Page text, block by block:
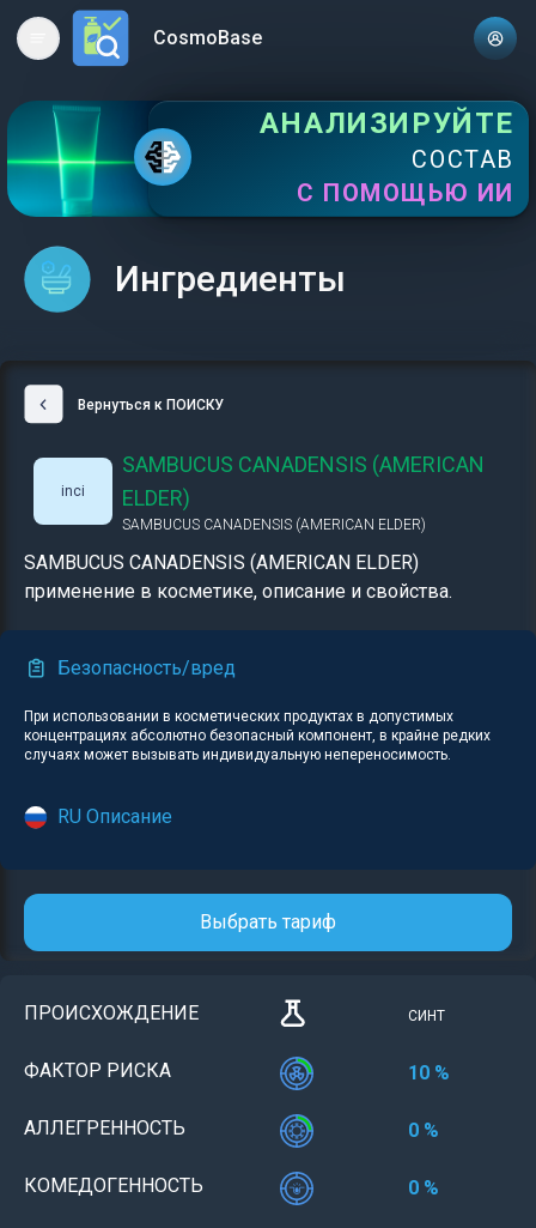
Open main menuCosmoBase
АНАЛИЗИРУЙТЕ
СОСТАВ
С ПОМОЩЬЮ ИИ
Ингредиенты
Вернуться к ПОИСКУ
inci
SAMBUCUS CANADENSIS (AMERICAN
ELDER)
SAMBUCUS CANADENSIS (AMERICAN ELDER)
SAMBUCUS CANADENSIS (AMERICAN ELDER)
применение в косметике, описание и свойства.
Безопасность/вред
При использовании в косметических продуктах в допустимых
концентрациях абсолютно безопасный компонент, в крайне редких
случаях может вызывать индивидуальную непереносимость.
RU Описание
Выбрать тариф
ПРОИСХОЖДЕНИЕ СИНТ
ФАКТОР РИСКА 10 %
АЛЛЕГРЕННОСТЬ 0 %
КОМЕДОГЕННОСТЬ 0 %